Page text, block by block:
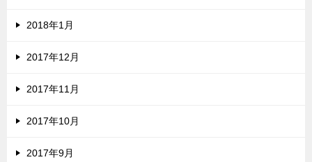
2018年1月
2017年12月
2017年11月
2017年10月
2017年9月